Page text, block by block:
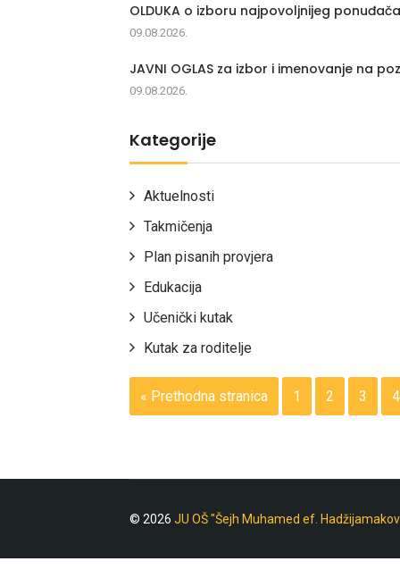
OLDUKA o izboru najpovoljnijeg
09.08.2026.
JAVNI OGLAS za izbor i imenovanje na
09.08.2026.
Kategorije
Aktuelnosti
Takmičenja
Plan pisanih provjera
Edukacija
Učenički kutak
Kutak za roditelje
« Prethodna stranica 1 2 3 4
© 2026 JU OŠ "Šejh Muhamed ef.